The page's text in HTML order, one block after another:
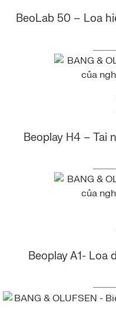
BeoLab 50 – Loa
Beoplay H4 – Tai
Beoplay A1- Loa